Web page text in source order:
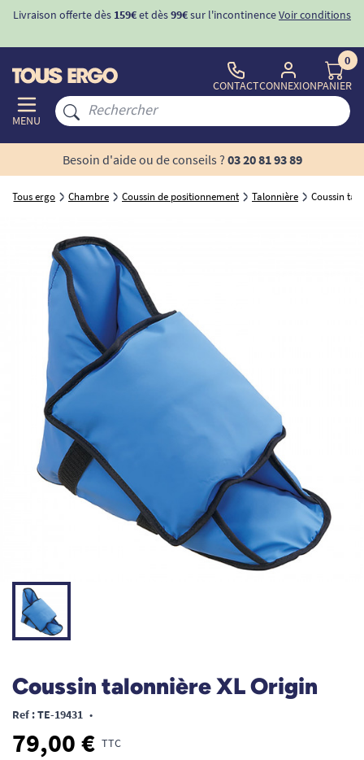
Livraison offerte dès 159€et dès99€sur l'incontinenceVoir conditions
MENU
CONTACTCONNEXION
0
PANIER
Besoin d'aide ou de conseils ? 03 20 81 93 89
Tous ergo Chambre Coussin de positionnement Talonnière Coussin
Coussin talonnière XL Origin
Ref : TE-19431 •
79,00 € TTC